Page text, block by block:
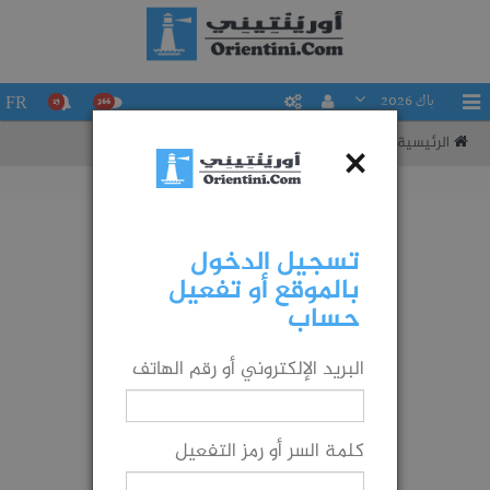
باك 2026 266
15
FR
الرئيسية تقييم حظوظك في التوجيه إلى شعبة ما×
تسجيل الدخول
بالموقع أو تفعيل
حساب
البريد الإلكتروني أو رقم الهاتف
كلمة السر أو رمز التفعيل